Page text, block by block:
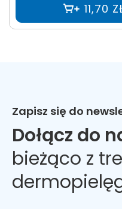
11,70
Zapisz się do
Dołącz do
bieżąco z